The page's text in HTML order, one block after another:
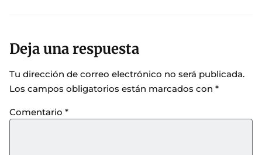
Deja una respuesta
Tu dirección de correo electrónico no será publicada.
Los campos obligatorios están marcados con *
Comentario *